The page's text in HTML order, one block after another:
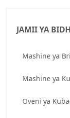
JAMII YA
Mashine ya
Mashine ya
Oveni ya